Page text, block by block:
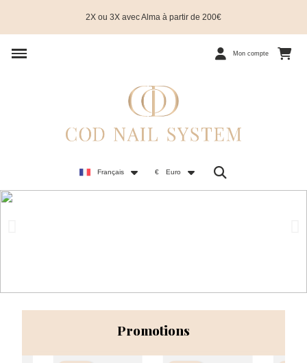
2X ou 3X avec Alma à partir de 200€
Mon compte
Français € Euro
Promotions